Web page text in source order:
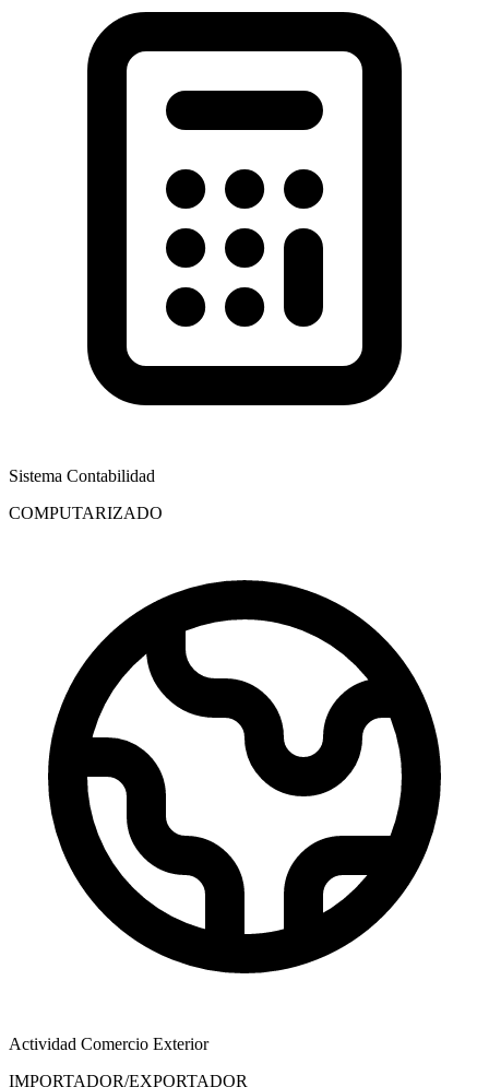
Sistema Contabilidad
COMPUTARIZADO
Actividad Comercio Exterior
IMPORTADOR/EXPORTADOR